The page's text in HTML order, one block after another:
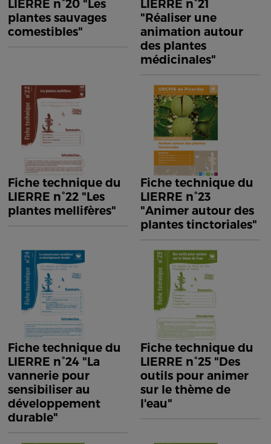
LIERRE n°20 "Les
plantes sauvages
comestibles"
LIERRE n°21
"Réaliser une
animation autour
des plantes
médicinales"
Fiche technique du
LIERRE n°22 "Les
plantes mellifères"
Fiche technique du
LIERRE n°23
"Animer autour des
plantes tinctoriales"
Fiche technique du
LIERRE n°24 "La
vannerie pour
sensibiliser au
développement
durable"
Fiche technique du
LIERRE n°25 "Des
outils pour animer
sur le thème de
l'eau"